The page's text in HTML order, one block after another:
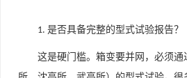
1. 是否具备完整的型式试验报告？
这是硬门槛。箱变要并网，必须